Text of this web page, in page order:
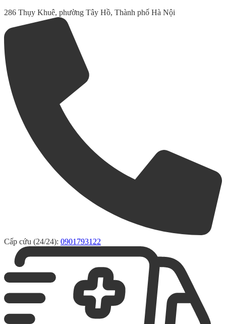
286 Thụy Khuê, phường Tây Hồ, Thành phố Hà Nội
Cấp cứu (24/24): 0901793122